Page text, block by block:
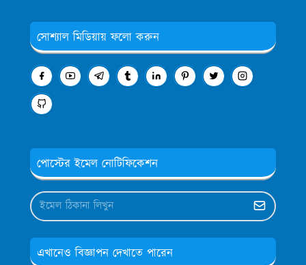
সোশ্যাল মিডিয়ায় ফলো করুন
পোস্টের ইমেল নোটিফিকেশন
এখানেও বিজ্ঞাপন দেখাতে পারেন